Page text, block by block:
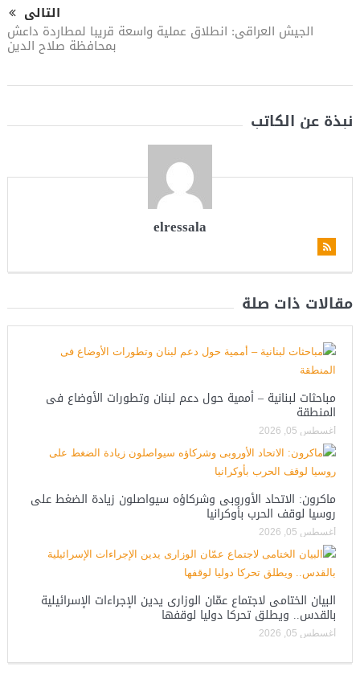
التالى
الجيش العراقى: انطلاق عملية واسعة قريبا لمطاردة داعش
بمحافظة صلاح الدين
نبذة عن الكاتب
elressala
مقالات ذات صلة
مباحثات لبنانية – أممية حول دعم لبنان وتطورات الأوضاع فى
المنطقة
أغسطس 05, 2026
ماكرون: الاتحاد الأوروبى وشركاؤه سيواصلون زيادة الضغط على
روسيا لوقف الحرب بأوكرانيا
أغسطس 05, 2026
البيان الختامى لاجتماع عمّان الوزارى يدين الإجراءات الإسرائيلية
بالقدس.. ويطلق تحركا دوليا لوقفها
أغسطس 05, 2026